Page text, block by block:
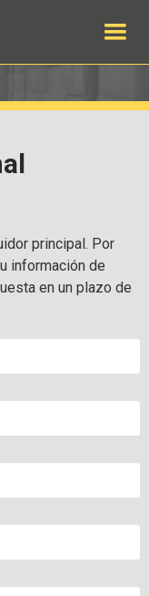
principal. Por
información de
en un plazo de